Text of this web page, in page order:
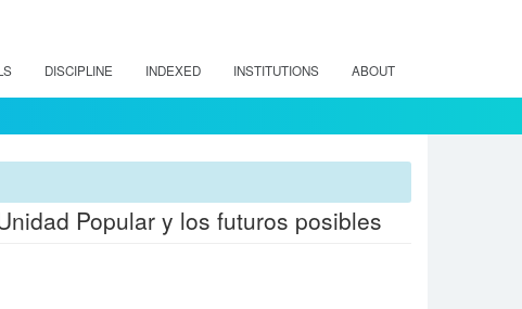
DISCIPLINE INDEXED INSTITUTIONS ABOUT
Popular y los futuros posibles